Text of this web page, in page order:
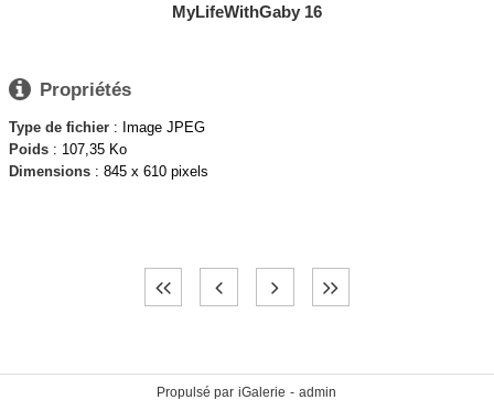
MyLifeWithGaby 16
 Propriétés
Type de fichier : Image JPEG
Poids : 107,35 Ko
Dimensions : 845 x 610 pixels
Propulsé par iGalerie - admin